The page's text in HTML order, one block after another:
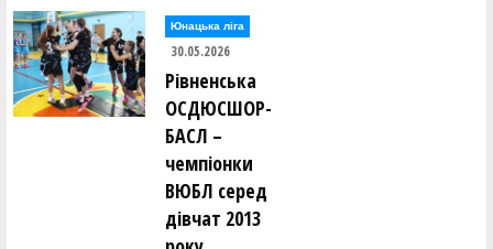
Юнацька ліга
30.05.2026
Рівненська
ОСДЮСШОР-
БАСЛ –
чемпіонки
ВЮБЛ серед
дівчат 2013